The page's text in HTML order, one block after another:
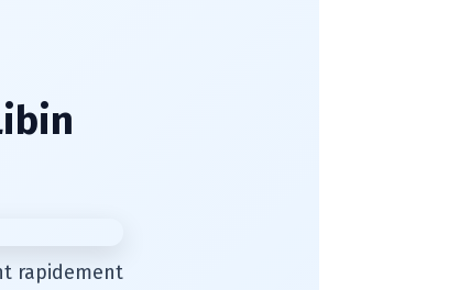
rapidement